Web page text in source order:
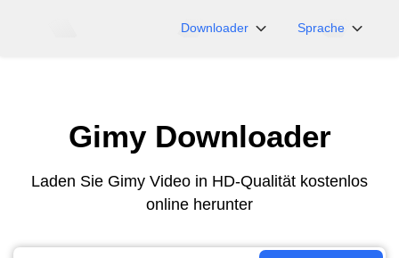
Downloader
OnlyFans
Myfans
Sprache
Português
Gimy Downloader
Laden Sie Gimy Video in HD-Qualität kostenlos
online herunter